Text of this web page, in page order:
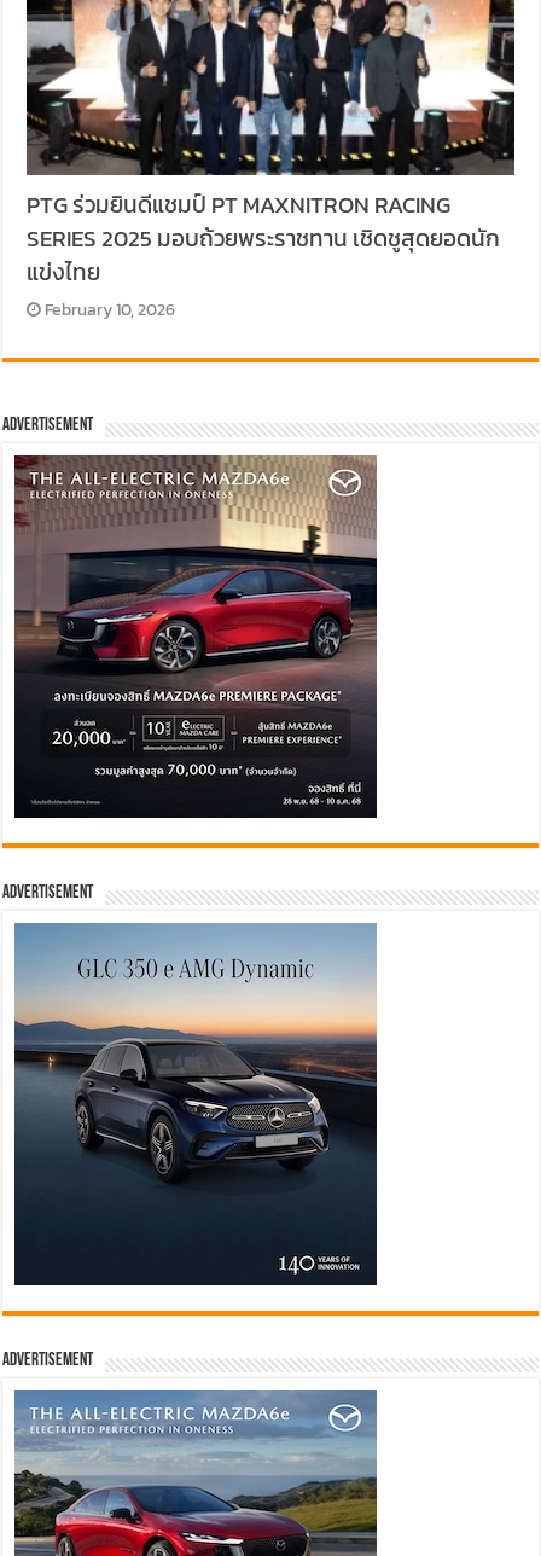
PTG ร่วมยินดีแชมป์ PT MAXNITRON RACING
SERIES 2025 มอบถ้วยพระราชทาน เชิดชูสุดยอดนัก
แข่งไทย
February 10, 2026
Advertisement
Advertisement
Advertisement